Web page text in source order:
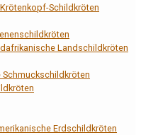
Schildkröten
Landschildkröten
Schmuckschildkröten
Erdschildkröten